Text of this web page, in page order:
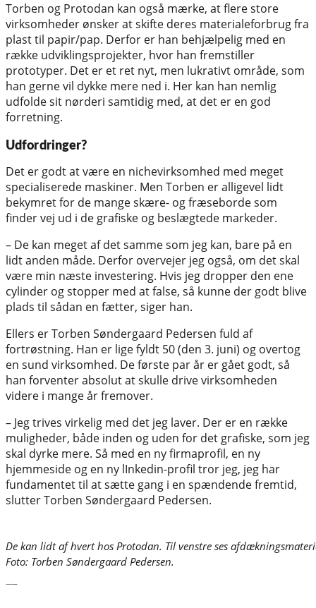
Torben og Protodan kan også mærke, at flere store
virksomheder ønsker at skifte deres materialeforbrug fra
plast til papir/pap. Derfor er han behjælpelig med en
række udviklingsprojekter, hvor han fremstiller
prototyper. Det er et ret nyt, men lukrativt område, som
han gerne vil dykke mere ned i. Her kan han nemlig
udfolde sit nørderi samtidig med, at det er en god
forretning.
Udfordringer?
Det er godt at være en nichevirksomhed med meget
specialiserede maskiner. Men Torben er alligevel lidt
bekymret for de mange skære- og fræseborde som
finder vej ud i de grafiske og beslægtede markeder.
– De kan meget af det samme som jeg kan, bare på en
lidt anden måde. Derfor overvejer jeg også, om det skal
være min næste investering. Hvis jeg dropper den ene
cylinder og stopper med at false, så kunne der godt blive
plads til sådan en fætter, siger han.
Ellers er Torben Søndergaard Pedersen fuld af
fortrøstning. Han er lige fyldt 50 (den 3. juni) og overtog
en sund virksomhed. De første par år er gået godt, så
han forventer absolut at skulle drive virksomheden
videre i mange år fremover.
– Jeg trives virkelig med det jeg laver. Der er en række
muligheder, både inden og uden for det grafiske, som jeg
skal dyrke mere. Så med en ny firmaprofil, en ny
hjemmeside og en ny lInkedin-profil tror jeg, jeg har
fundamentet til at sætte gang i en spændende fremtid,
slutter Torben Søndergaard Pedersen.
De kan lidt af hvert hos Protodan. Til venstre ses
Foto: Torben Søndergaard Pedersen.